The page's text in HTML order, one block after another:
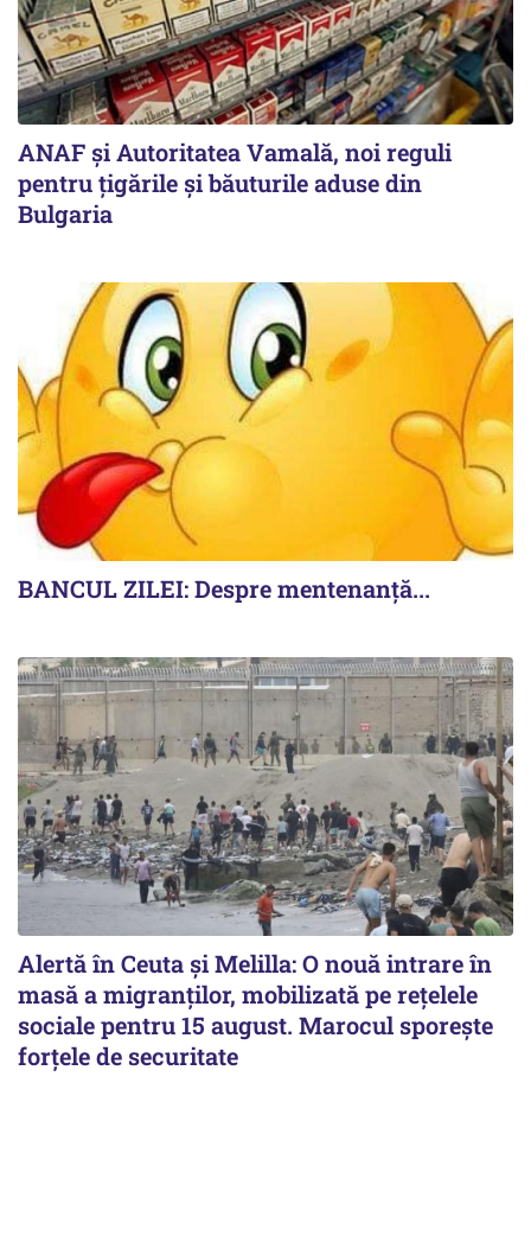
ANAF și Autoritatea Vamală, noi reguli
pentru țigările și băuturile aduse din
Bulgaria
BANCUL ZILEI: Despre mentenanță...
Alertă în Ceuta și Melilla: O nouă intrare în
masă a migranților, mobilizată pe rețelele
sociale pentru 15 august. Marocul sporește
forțele de securitate